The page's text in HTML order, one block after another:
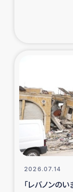
2026.07.14
「レバノンの